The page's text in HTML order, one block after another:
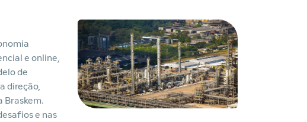
e online,
de
direção,
Braskem.
e nas